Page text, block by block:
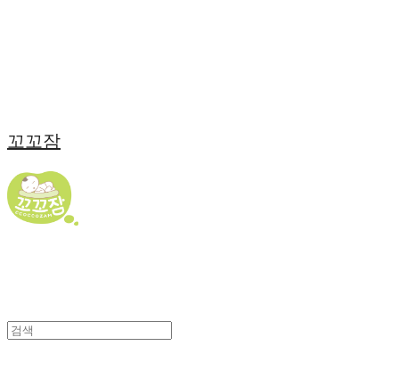
꼬꼬잠